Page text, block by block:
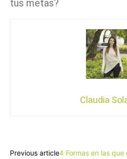
tus metas?
Claudia
Previous article4 Formas en las